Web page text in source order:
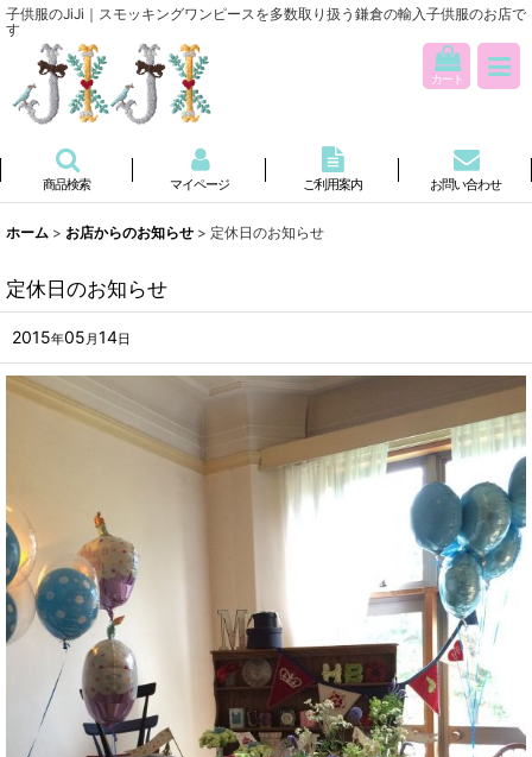
子供服のJiJi｜スモッキングワンピースを多数取り扱う鎌倉の輸入子供服のお店で
す
カート
商品検索 マイページ ご利用案内 お問い合わせ
ホーム > お店からのお知らせ > 定休日のお知らせ
定休日のお知らせ
2015年05 月14日